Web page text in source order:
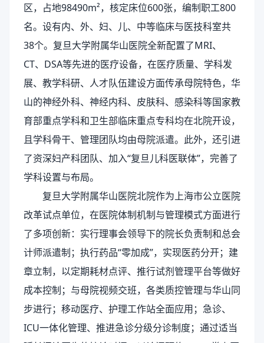
区，占地98490m²，核定床位600张，编制职工800
名。设有内、外、妇、儿、中等临床与医技科室共
38个。复旦大学附属华山医院全新配置了MRI、
CT、DSA等先进的医疗设备，在医疗质量、学科发
展、教学科研、人才队伍建设方面传承母院特色，华
山的神经外科、神经内科、皮肤科、感染科等国家教
育部重点学科和卫生部临床重点专科均在北院开设，
且学科骨干、管理团队均由母院派遣。此外，还引进
了资深妇产科团队、加入“复旦儿科医联体”，完善了
学科设置与布局。
复旦大学附属华山医院北院作为上海市公立医院
改革试点单位，在医院体制机制与管理模式方面进行
了多项创新：实行理事会领导下的院长负责制和总会
计师派遣制；执行药品“零加成”，实现医药分开；建
章立制，以定期耗材点评、推行试剂管理平台等做好
成本控制；与母院视频交班，各类质控管理与华山同
步进行；移动医疗、护理工作站全面应用；急诊、
ICU一体化管理、推进急诊分级分诊制度；通过适当